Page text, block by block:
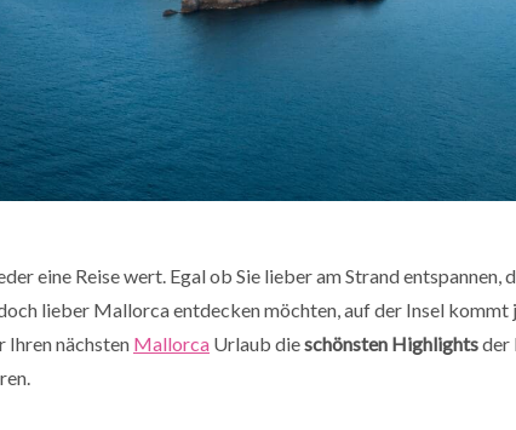
eine Reise wert. Egal ob Sie lieber am Strand entspannen,
lieber Mallorca entdecken möchten, auf der Insel kommt
nächsten Mallorca Urlaub dieschönsten Highlightsder